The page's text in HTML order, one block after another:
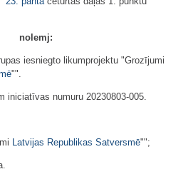
nolemj:
iesniegto likumprojektu "Grozījumi
"".
iniciatīvas numuru 20230803-005.
Latvijas Republikas Satversmē"";